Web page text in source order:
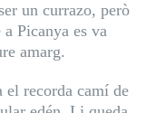
un currazo, però
Picanya es va
amarg.
el recorda camí de